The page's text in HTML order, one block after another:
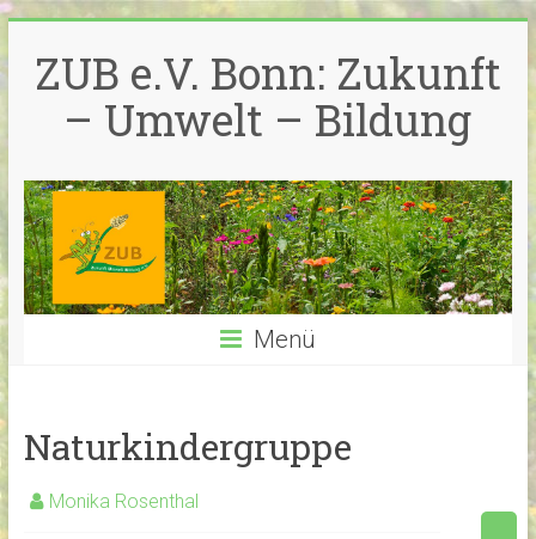
Inhalt
springen
ZUB e.V. Bonn: Zukunft
– Umwelt – Bildung
Menü
Naturkindergruppe
Monika Rosenthal